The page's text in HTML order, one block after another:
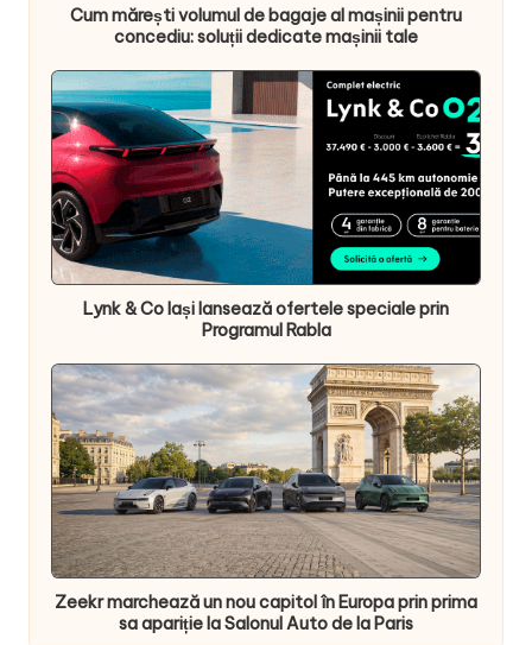
Cum mărești volumul de bagaje al mașinii pentru
concediu: soluții dedicate mașinii tale
Lynk & Co Iași lansează ofertele speciale prin
Programul Rabla
Zeekr marchează un nou capitol în Europa prin prima
sa apariție la Salonul Auto de la Paris